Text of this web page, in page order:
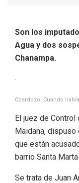
Son los
Agua y dos
Chanampa.
Ccardozo. Cuando
El juez de Control
Maidana,
que están
barrio Santa
Se trata de Juan